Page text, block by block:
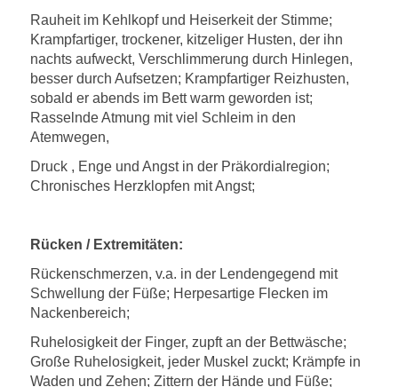
Rauheit im Kehlkopf und Heiserkeit der Stimme;
Krampfartiger, trockener, kitzeliger Husten, der ihn
nachts aufweckt, Verschlimmerung durch Hinlegen,
besser durch Aufsetzen; Krampfartiger Reizhusten,
sobald er abends im Bett warm geworden ist;
Rasselnde Atmung mit viel Schleim in den
Atemwegen,
Druck , Enge und Angst in der Präkordialregion;
Chronisches Herzklopfen mit Angst;
Rücken / Extremitäten:
Rückenschmerzen, v.a. in der Lendengegend mit
Schwellung der Füße; Herpesartige Flecken im
Nackenbereich;
Ruhelosigkeit der Finger, zupft an der Bettwäsche;
Große Ruhelosigkeit, jeder Muskel zuckt; Krämpfe in
Waden und Zehen; Zittern der Hände und Füße;